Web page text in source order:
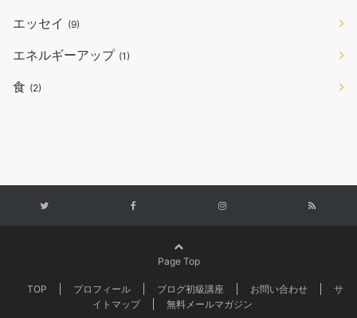
エッセイ (9)
エネルギーアップ (1)
食 (2)
Page Top
TOP プロフィール ブログ初級講座 お問い合わせ
サ
イトマップ
無料メールマガジン